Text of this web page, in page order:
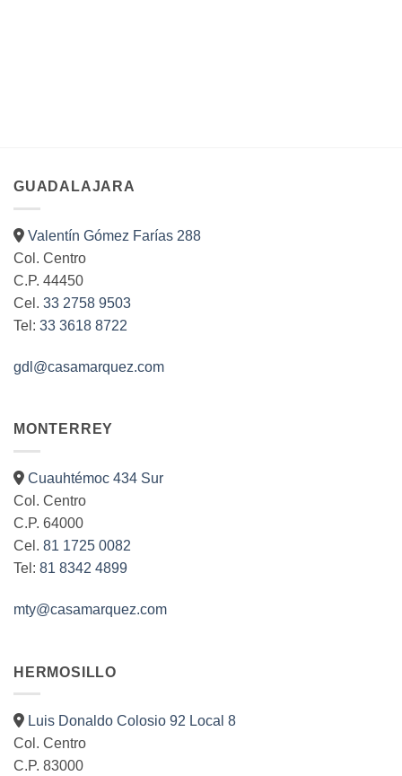
producto
GUADALAJARA
Valentín Gómez Farías 288
Col. Centro
C.P. 44450
Cel. 33 2758 9503
Tel: 33 3618 8722
gdl@casamarquez.com
MONTERREY
Cuauhtémoc 434 Sur
Col. Centro
C.P. 64000
Cel. 81 1725 0082
Tel: 81 8342 4899
mty@casamarquez.com
HERMOSILLO
Luis Donaldo Colosio 92 Local 8
Col. Centro
C.P. 83000